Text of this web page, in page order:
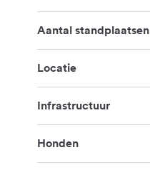
Aantal standplaatsen
Locatie
Infrastructuur
Honden